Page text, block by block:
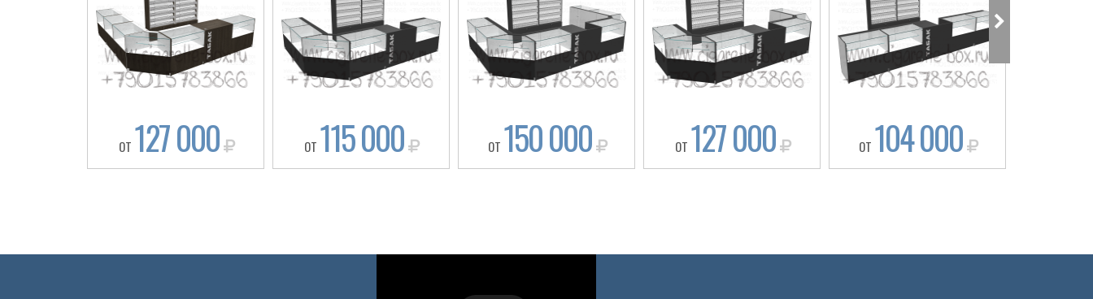
ОТ 127 000 ОТ 115 000 ОТ 150 000 ОТ 127 000 ОТ 104 000